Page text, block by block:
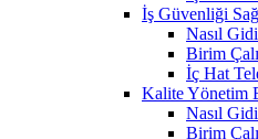
İş Güvenliği
Nasıl
Birim
İç Hat
Kalite Yönetim
Nasıl
Birim